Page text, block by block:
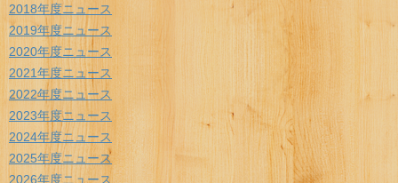
2018年度ニュース
2019年度ニュース
2020年度ニュース
2021年度ニュース
2022年度ニュース
2023年度ニュース
2024年度ニュース
2025年度ニュース
2026年度ニュース